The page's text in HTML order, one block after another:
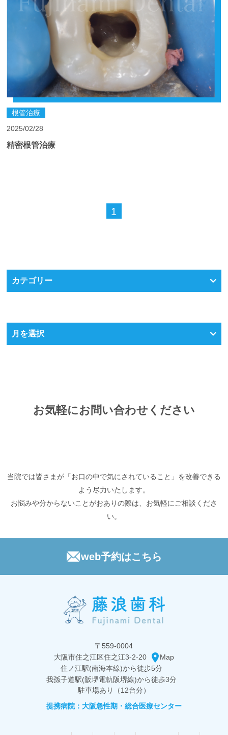
根管治療
2025/02/28
精密根管治療
1
カテゴリー
月を選択
お気軽にお問い合わせください
当院では皆さまが「お口の中で気にされていること」を改善できる
よう尽力いたします。
お悩みや分からないことがおありの際は、お気軽にご相談くださ
い。
web予約はこちら
〒559-0004
大阪市住之江区住之江3-2-20
Map
住ノ江駅(南海本線)から徒歩5分
我孫子道駅(阪堺電軌阪堺線)から徒歩3分
駐車場あり（12台分）
提携病院：大阪急性期・総合医療センター